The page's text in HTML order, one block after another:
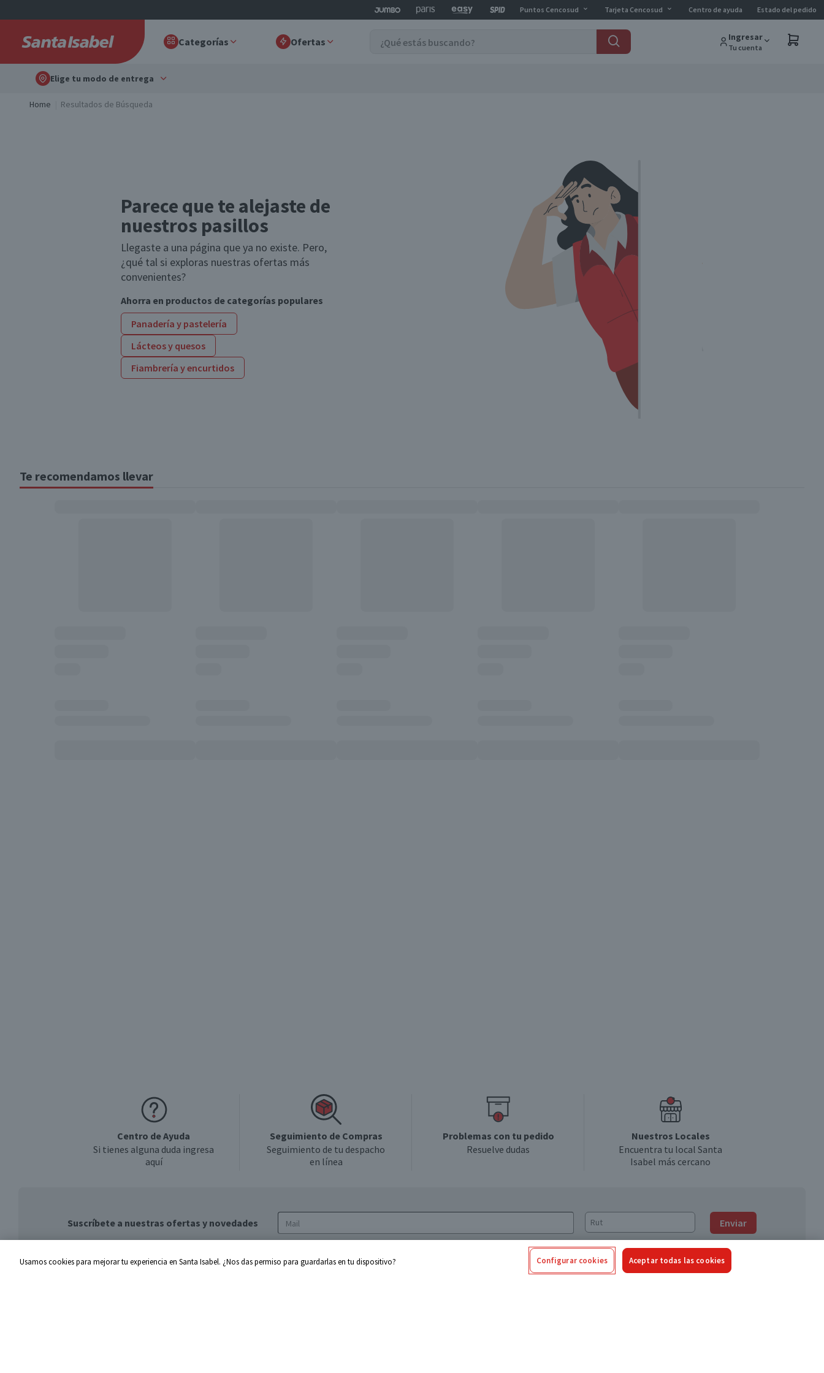
Puntos Cencosud Tarjeta Cencosud Centro de ayuda Estado del pedido
Categorías Ofertas Ingresar
Tu cuenta
Elige tu modo de entrega
Home Resultados de Búsqueda
Parece que te alejaste de
nuestros pasillos
Llegaste a una página que ya no existe. Pero,
¿qué tal si exploras nuestras ofertas más
convenientes?
Ahorra en productos de categorías populares
Panadería y pastelería
Lácteos y quesos
Fiambrería y encurtidos
Te recomendamos llevar
Centro de Ayuda
Si tienes alguna duda ingresa
aquí
Seguimiento de Compras
Seguimiento de tu despacho
en línea
Problemas con tu pedido
Resuelve dudas
Nuestros Locales
Encuentra tu local Santa
Isabel más cercano
Suscríbete a nuestras ofertas y novedades Enviar
de privacidad y de tratamiento de datos
Usamos cookies para mejorar tu experiencia en Santa Isabel. ¿Nos das permiso para guardarlas en tu dispositivo? Configurar cookies Aceptar todas las cookies